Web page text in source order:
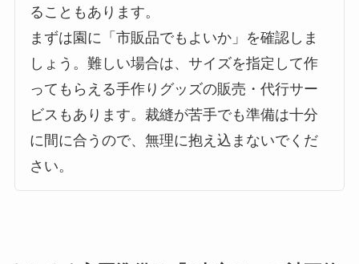
ることもあります。
まずは園に「市販品でもよいか」を確認しま
しょう。難しい場合は、サイズを指定して作
ってもらえる手作りグッズの販売・代行サー
ビスもあります。裁縫が苦手でも準備は十分
に間に合うので、無理に抱え込まないでくだ
さい。